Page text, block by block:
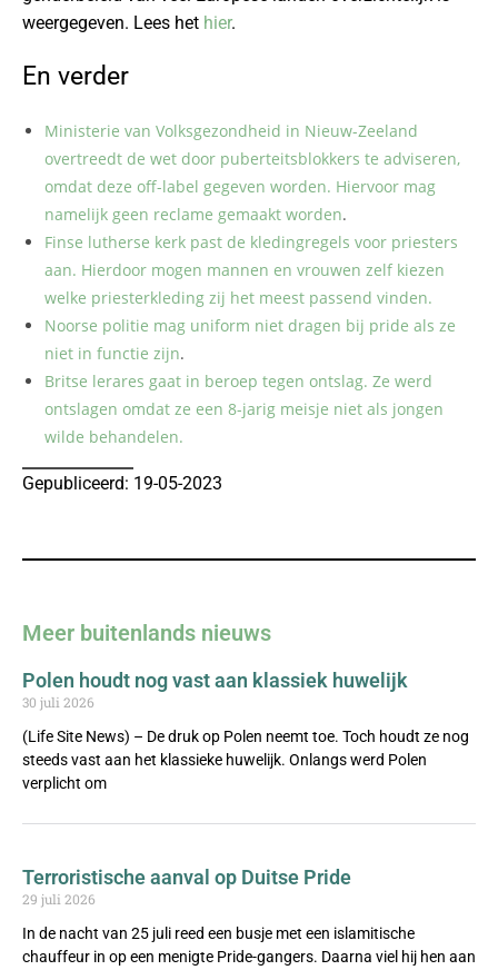
weergegeven. Lees het hier.
En verder
Ministerie van Volksgezondheid in Nieuw-Zeeland
overtreedt de wet door puberteitsblokkers te adviseren,
omdat deze off-label gegeven worden. Hiervoor mag
namelijk geen reclame gemaakt worden.
Finse lutherse kerk past de kledingregels voor priesters
aan. Hierdoor mogen mannen en vrouwen zelf kiezen
welke priesterkleding zij het meest passend vinden.
Noorse politie mag uniform niet dragen bij pride als ze
niet in functie zijn.
Britse lerares gaat in beroep tegen ontslag. Ze werd
ontslagen omdat ze een 8-jarig meisje niet als jongen
wilde behandelen.
Gepubliceerd: 19-05-2023
Meer buitenlands nieuws
Polen houdt nog vast aan klassiek huwelijk
30 juli 2026
(Life Site News) – De druk op Polen neemt toe. Toch houdt ze nog
steeds vast aan het klassieke huwelijk. Onlangs werd Polen
verplicht om
Terroristische aanval op Duitse Pride
29 juli 2026
In de nacht van 25 juli reed een busje met een islamitische
chauffeur in op een menigte Pride-gangers. Daarna viel hij hen aan